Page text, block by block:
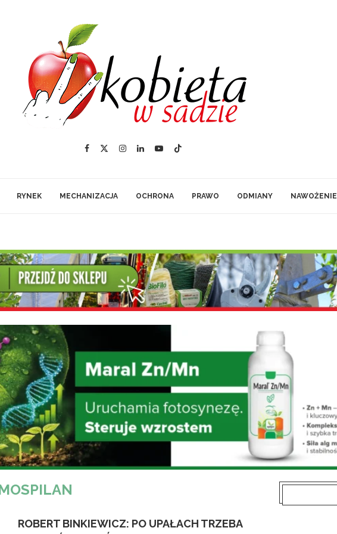
RYNEK MECHANIZACJA OCHRONA PRAWO ODMIANY NAWOŻENIE
ROBERT BINKIEWICZ: PO UPAŁACH TRZEBA